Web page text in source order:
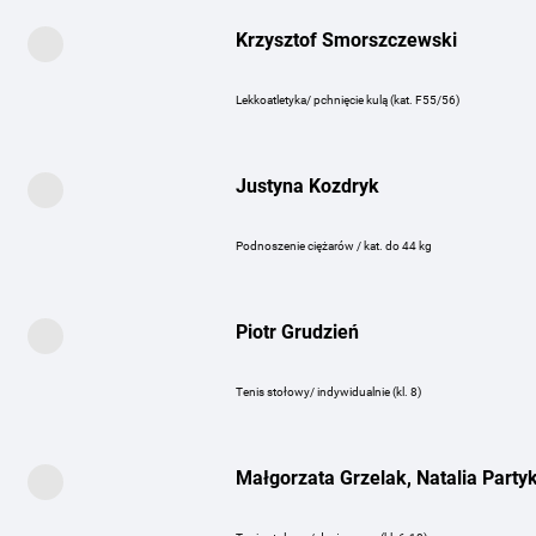
Krzysztof Smorszczewski
Lekkoatletyka/ pchnięcie kulą (kat. F55/56)
Justyna Kozdryk
Podnoszenie ciężarów / kat. do 44 kg
Piotr Grudzień
Tenis stołowy/ indywidualnie (kl. 8)
Małgorzata Grzelak, Natalia